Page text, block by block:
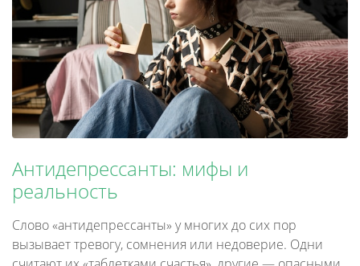
Антидепрессанты: мифы и
реальность
Слово «антидепрессанты» у многих до сих пор
вызывает тревогу, сомнения или недоверие. Одни